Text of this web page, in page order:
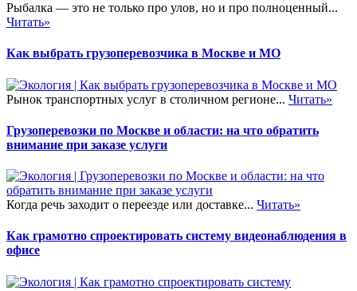
Рыбалка — это не только про улов, но и про полноценный...
Читать»
Как выбрать грузоперевозчика в Москве и МО
Рынок транспортных услуг в столичном регионе... Читать»
Грузоперевозки по Москве и области: на что обратить
внимание при заказе услуги
Когда речь заходит о переезде или доставке... Читать»
Как грамотно спроектировать систему видеонаблюдения в
офисе